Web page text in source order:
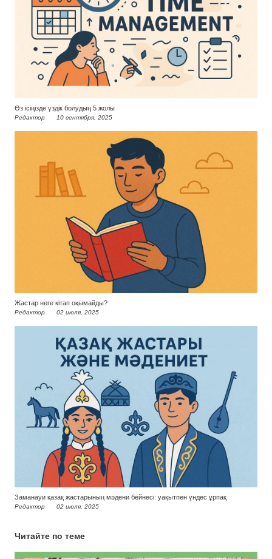
Өз ісіңізде үздік болудың 5 жолы
Редактор 10 сентября, 2025
Жастар неге кітап оқымайды?
Редактор 02 июля, 2025
Заманауи қазақ жастарының мәдени бейнесі: уақытпен үндес ұрпақ
Редактор 02 июля, 2025
Читайте по теме